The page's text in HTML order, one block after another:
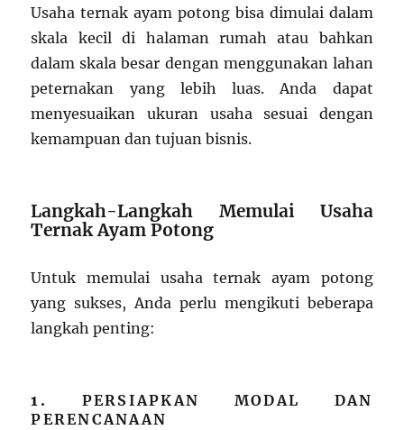
Usaha ternak ayam potong bisa dimulai dalam
skala kecil di halaman rumah atau bahkan
dalam skala besar dengan menggunakan lahan
peternakan yang lebih luas. Anda dapat
menyesuaikan ukuran usaha sesuai dengan
kemampuan dan tujuan bisnis.
Langkah-Langkah Memulai Usaha
Ternak Ayam Potong
Untuk memulai usaha ternak ayam potong
yang sukses, Anda perlu mengikuti beberapa
langkah penting:
1. PERSIAPKAN MODAL DAN
PERENCANAAN